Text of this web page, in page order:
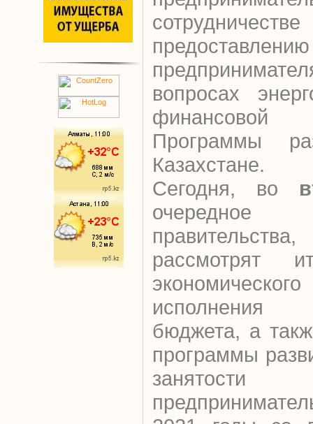
вопросах
Программы
Казахстане.
Сегодня, во
рассмотрят
исполнения
бюджета, а
программы
занятости